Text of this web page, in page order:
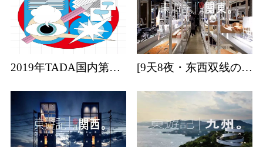
2019年TADA国内第一站日本艺术专业考学分享会 [9天8夜・东西双线の关东] | 日本建筑・特展・温泉・森林游学招募中！